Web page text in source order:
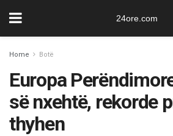
24ore.com
Home Botë
Europa
së nxehtë, rekorde
thyhen